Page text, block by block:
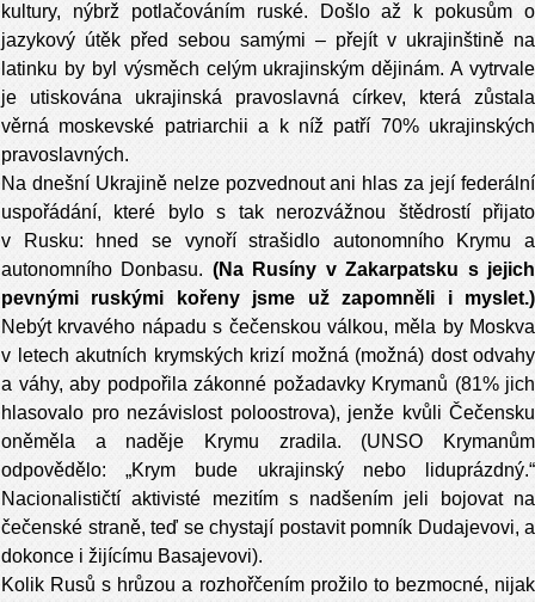
kultury, nýbrž potlačováním ruské. Došlo až k pokusům o
jazykový útěk před sebou samými – přejít v ukrajinštině na
latinku by byl výsměch celým ukrajinským dějinám. A vytrvale
je utiskována ukrajinská pravoslavná církev, která zůstala
věrná moskevské patriarchii a k níž patří 70% ukrajinských
pravoslavných.
Na dnešní Ukrajině nelze pozvednout ani hlas za její federální
uspořádání, které bylo s tak nerozvážnou štědrostí přijato
v Rusku: hned se vynoří strašidlo autonomního Krymu a
autonomního Donbasu. (Na Rusíny v Zakarpatsku s jejich
pevnými ruskými kořeny jsme už zapomněli i myslet.)
Nebýt krvavého nápadu s čečenskou válkou, měla by Moskva
v letech akutních krymských krizí možná (možná) dost odvahy
a váhy, aby podpořila zákonné požadavky Krymanů (81% jich
hlasovalo pro nezávislost poloostrova), jenže kvůli Čečensku
oněměla a naděje Krymu zradila. (UNSO Krymanům
odpovědělo: „Krym bude ukrajinský nebo liduprázdný.“
Nacionalističtí aktivisté mezitím s nadšením jeli bojovat na
čečenské straně, teď se chystají postavit pomník Dudajevovi, a
dokonce i žijícímu Basajevovi).
Kolik Rusů s hrůzou a rozhořčením prožilo to bezmocné, nijak